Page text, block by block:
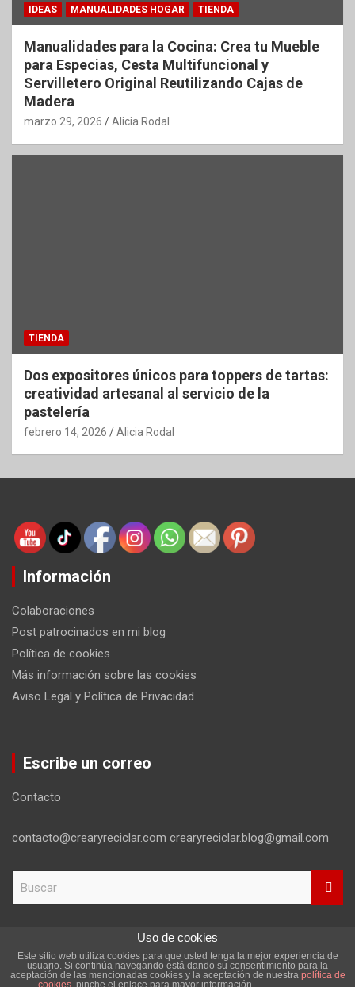
IDEAS
MANUALIDADES HOGAR TIENDA
Manualidades para la Cocina: Crea tu Mueble
para Especias, Cesta Multifuncional y
Servilletero Original Reutilizando Cajas de
Madera
marzo 29, 2026 Alicia Rodal
TIENDA
Dos expositores únicos para toppers de tartas:
creatividad artesanal al servicio de la
pastelería
febrero 14, 2026 Alicia Rodal
Información
Colaboraciones
Post patrocinados en mi blog
Política de cookies
Más información sobre las cookies
Aviso Legal y Política de Privacidad
Escribe un correo
Contacto
contacto@crearyreciclar.com crearyreciclar.blog@gmail.com
c
Copyright ©2026
Aviso Legal y Política de Privacidad
Uso de cookies
Este sitio web utiliza cookies para que usted tenga la mejor experiencia de
usuario. Si continúa navegando está dando su consentimiento para la
aceptación de las mencionadas cookies y la aceptación de nuestra política de
cookies , pinche el enlace para mayor información.